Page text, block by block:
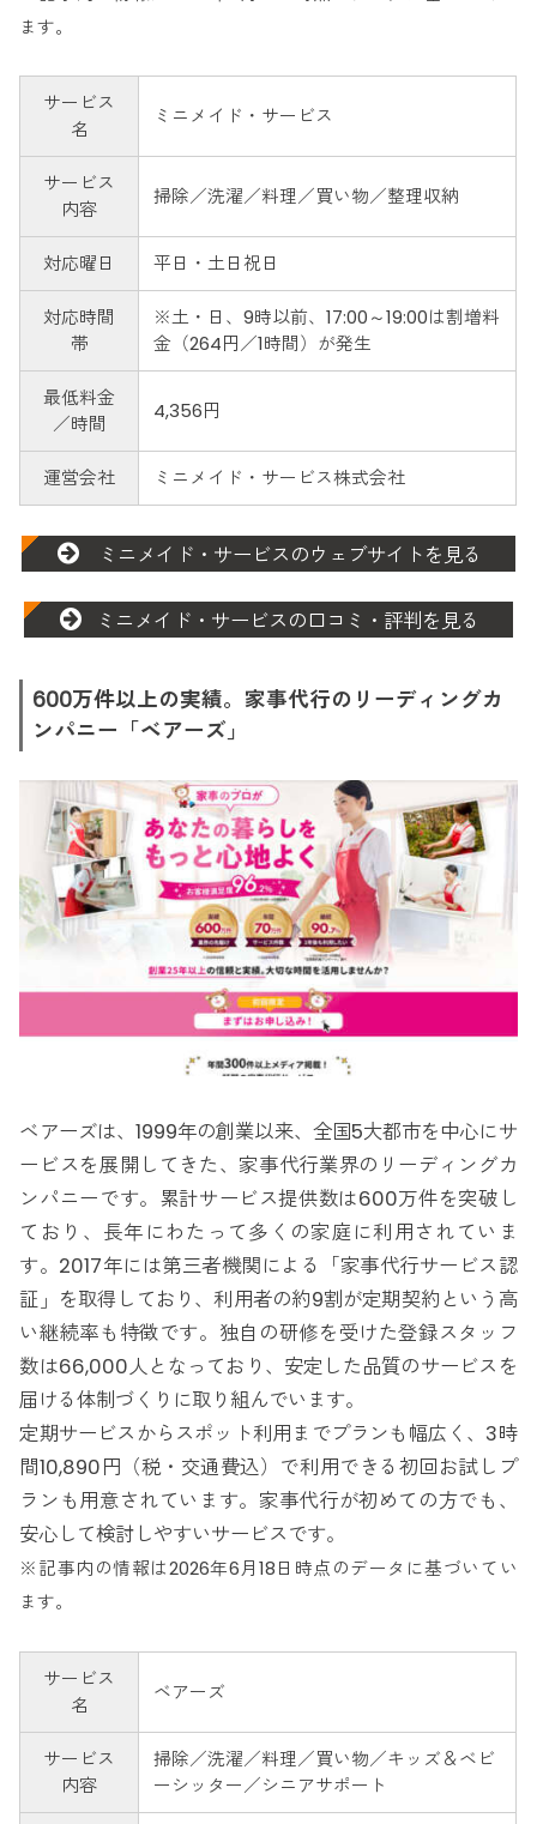
ます。
サービス
名
ミニメイド・サービス
サービス
内容
掃除／洗濯／料理／買い物／整理収納
対応曜日 平日・土日祝日
対応時間
帯
※土・日、9時以前、17:00～19:00は割増料
金（264円／1時間）が発生
最低料金
／時間
4,356円
運営会社 ミニメイド・サービス株式会社
ミニメイド・サービスのウェブサイトを見る
ミニメイド・サービスの口コミ・評判を見る
600万件以上の実績。家事代行のリーディングカ
ンパニー「ベアーズ」
ベアーズは、1999年の創業以来、全国5大都市を中心にサ
ービスを展開してきた、家事代行業界のリーディングカ
ンパニーです。累計サービス提供数は600万件を突破し
ており、長年にわたって多くの家庭に利用されていま
す。2017年には第三者機関による「家事代行サービス認
証」を取得しており、利用者の約9割が定期契約という高
い継続率も特徴です。独自の研修を受けた登録スタッフ
数は66,000人となっており、安定した品質のサービスを
届ける体制づくりに取り組んでいます。
定期サービスからスポット利用までプランも幅広く、3時
間10,890円（税・交通費込）で利用できる初回お試しプ
ランも用意されています。家事代行が初めての方でも、
安心して検討しやすいサービスです。
※記事内の情報は2026年6月18日時点のデータに基づいてい
ます。
サービス
名
ベアーズ
サービス
内容
掃除／洗濯／料理／買い物／キッズ＆ベビ
ーシッター／シニアサポート